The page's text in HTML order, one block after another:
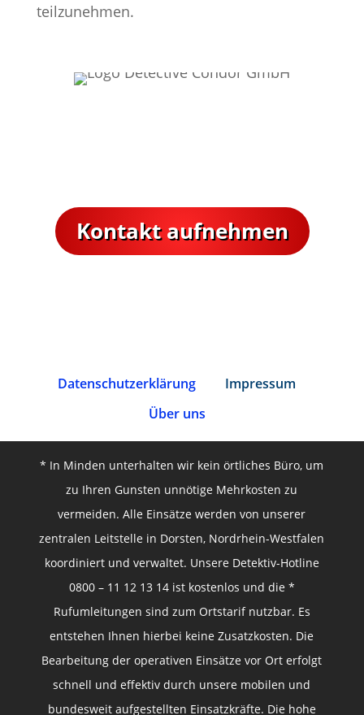
teilzunehmen.
Kontakt aufnehmen
Datenschutz­erklärung
Impressum
Über uns
* In Minden unterhalten wir kein örtliches Büro, um
zu Ihren Gunsten unnötige Mehrkosten zu
vermeiden. Alle Einsätze werden von unserer
zentralen Leitstelle in Dorsten, Nordrhein-Westfalen
koordiniert und verwaltet. Unsere Detektiv-Hotline
0800 – 11 12 13 14 ist kostenlos und die *
Rufumleitungen sind zum Ortstarif nutzbar. Es
entstehen Ihnen hierbei keine Zusatzkosten. Die
Bearbeitung der operativen Einsätze vor Ort erfolgt
schnell und effektiv durch unsere mobilen und
bundesweit aufgestellten Einsatzkräfte. Die hohe